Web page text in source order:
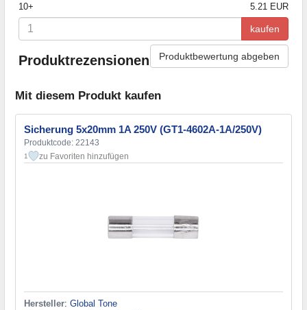
10+ 5.21 EUR
kaufen
Produktrezensionen Produktbewertung abgeben
Mit diesem Produkt kaufen
Sicherung 5x20mm 1A 250V (GT1-4602A-1A/250V)
Produktcode: 22143
1 zu Favoriten hinzufügen
Hersteller: Global Tone